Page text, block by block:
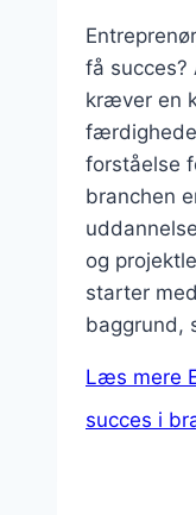
få succes?
kræver en
forståelse
branchen
og
starter
baggrund,
Læs mere
succes i